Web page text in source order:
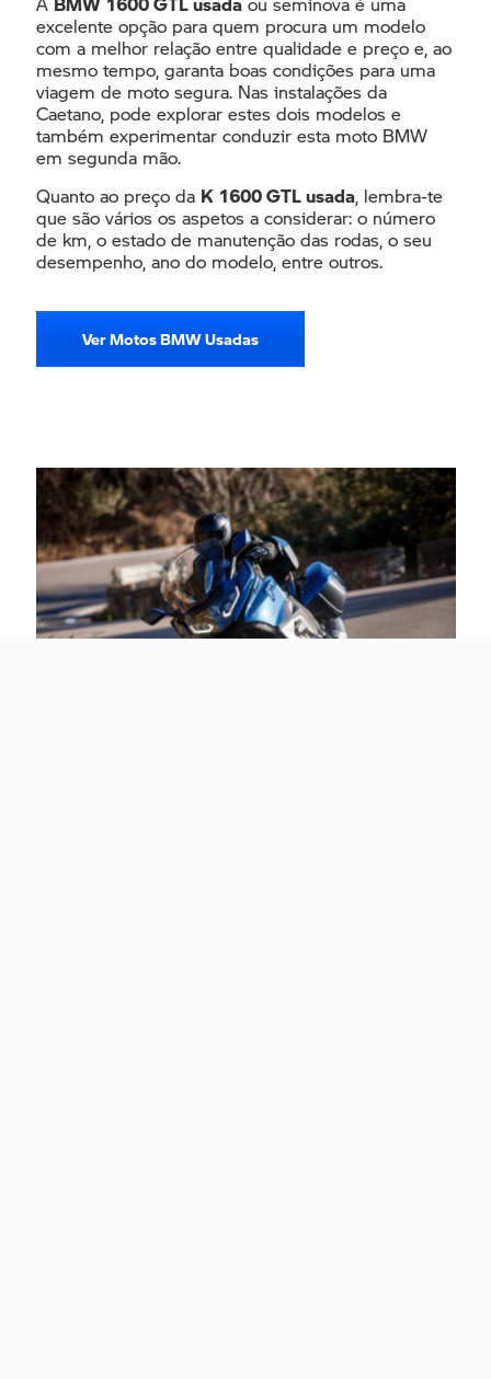
excelente opção para quem procura um modelo
com a melhor relação entre qualidade e preço e, ao
mesmo tempo, garanta boas condições para uma
viagem de moto segura. Nas instalações da
Caetano, pode explorar estes dois modelos e
também experimentar conduzir esta moto BMW
em segunda mão.
Quanto ao preço da K 1600 GTL usada, lembra-te
que são vários os aspetos a considerar: o número
de km, o estado de manutenção das rodas, o seu
desempenho, ano do modelo, entre outros.
Ver Motos BMW Usadas